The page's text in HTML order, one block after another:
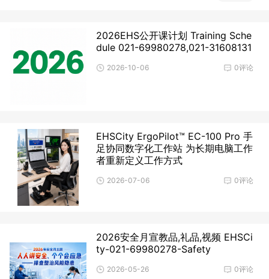
2026EHS公开课计划 Training Sche
dule 021-69980278,021-31608131
0评论
2026-10-06
EHSCity ErgoPilot™ EC-100 Pro 手
足协同数字化工作站 为长期电脑工作
者重新定义工作方式
0评论
2026-07-06
2026安全月宣教品,礼品,视频 EHSCi
ty-021-69980278-Safety
0评论
2026-05-26